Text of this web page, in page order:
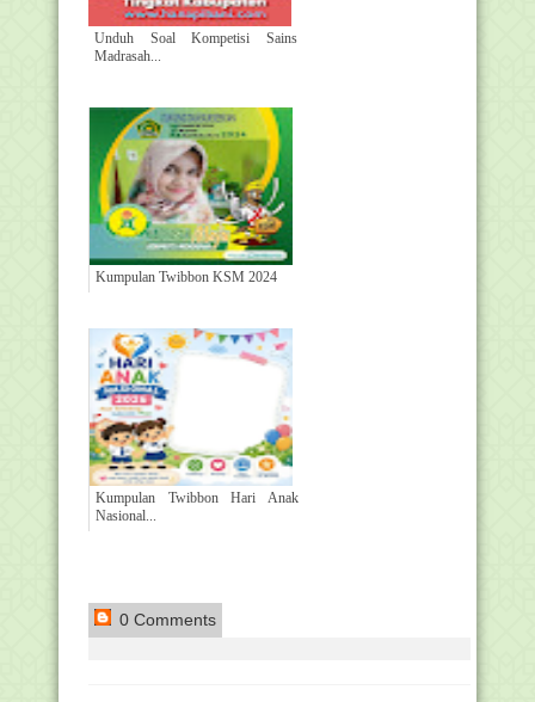
Unduh Soal Kompetisi Sains
Madrasah...
Kumpulan Twibbon KSM 2024
Kumpulan Twibbon Hari Anak
Nasional...
0 Comments